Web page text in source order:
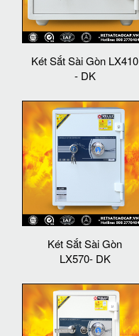
Két Sắt Sài Gòn LX410
- DK
Két Sắt Sài Gòn
LX570- DK